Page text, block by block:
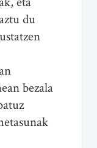
du
bezala